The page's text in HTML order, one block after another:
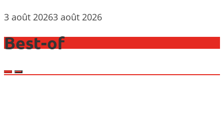
3 août 20263 août 2026
Best-of